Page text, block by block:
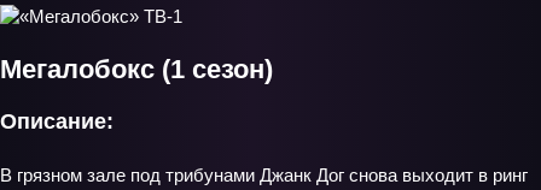
Мегалобокс (1 сезон)
Описание:
В грязном зале под трибунами Джанк Дог снова выходит в ринг